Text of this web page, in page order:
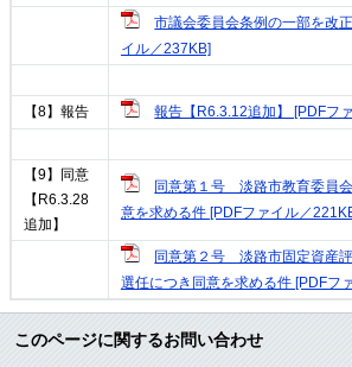
市議会委員会条例の一部を改
イル／237KB]
【8】報告 報告【R6.3.12追加】 [PDFフ
【9】同意
【R6.3.28
追加】
同意第１号 淡路市教育委員
意を求める件 [PDFファイル／
同意第２号 淡路市固定資産
選任につき同意を求める件 [PDFフ
このページに関するお問い合わせ